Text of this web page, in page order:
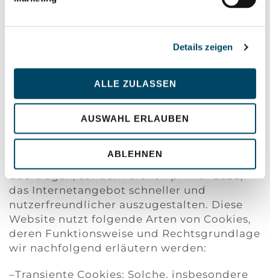
Details zeigen
ALLE ZULASSEN
AUSWAHL ERLAUBEN
ABLEHNEN
indem wir technisch notwendige Cookies
Ihrer Festplatte gespeichert und dem von
Ihnen verwendeten Browser zugeordnet
werden, sodass der Stelle, die den Cookie
setzt, bestimmte Informationen zufließen
übertragen, sondern dienen primär dazu,
das Internetangebot schneller und
nutzerfreundlicher auszugestalten. Diese
Website nutzt folgende Arten von Cookies,
deren Funktionsweise und Rechtsgrundlage
wir nachfolgend erläutern werden:
–Transiente Cookies: Solche, insbesondere